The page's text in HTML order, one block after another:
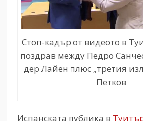
Стоп-кадър от видеото в
поздрав между Педро
дер Лайен плюс „третия
Петков
Испанската публика в